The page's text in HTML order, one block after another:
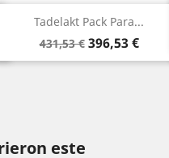
Tadelakt Pack Para...
Precio
base
431,53 € Precio
396,53 €
este